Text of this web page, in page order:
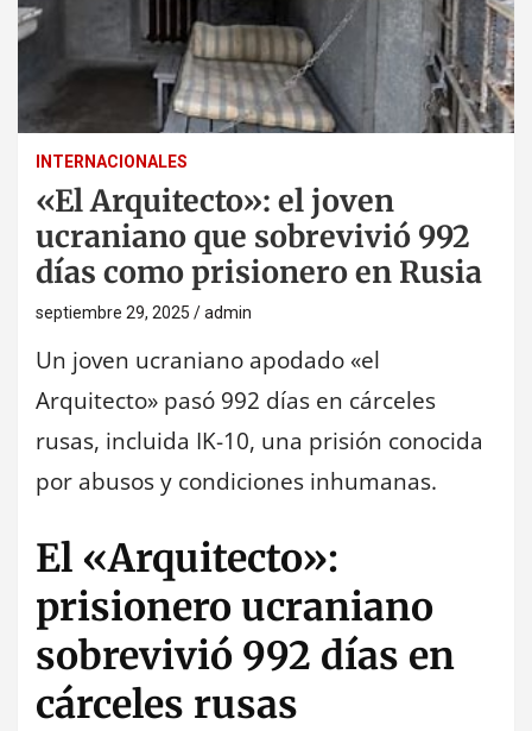
INTERNACIONALES
«El Arquitecto»: el joven
ucraniano que sobrevivió 992
días como prisionero en Rusia
septiembre 29, 2025 admin
Un joven ucraniano apodado «el
Arquitecto» pasó 992 días en cárceles
rusas, incluida IK-10, una prisión conocida
por abusos y condiciones inhumanas.
El «Arquitecto»:
prisionero ucraniano
sobrevivió 992 días en
cárceles rusas